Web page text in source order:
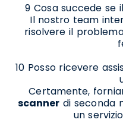
9 Cosa succede se
Il nostro team
risolvere il
10 Posso ricevere
Certamente,
scanner di seconda
un